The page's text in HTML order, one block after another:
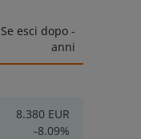
Se esci dopo -
anni
8.380 EUR
-8.09%